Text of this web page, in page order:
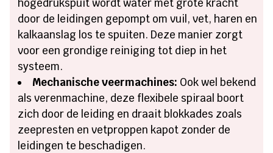
hogedrukspuit wordt water met grote kracht
door de leidingen gepompt om vuil, vet, haren en
kalkaanslag los te spuiten. Deze manier zorgt
voor een grondige reiniging tot diep in het
systeem.
Mechanische veermachines: Ook wel bekend
als verenmachine, deze flexibele spiraal boort
zich door de leiding en draait blokkades zoals
zeepresten en vetproppen kapot zonder de
leidingen te beschadigen.